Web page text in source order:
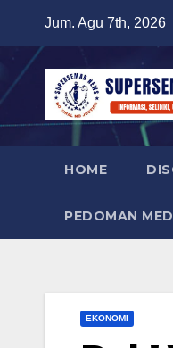
content
Jum. Agu 7th, 2026
HOME
PEDOMAN
EKONOMI